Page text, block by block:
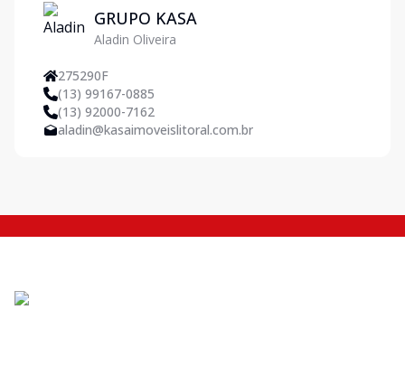
GRUPO KASA
Aladin Oliveira
275290F
(13) 99167-0885
(13) 92000-7162
aladin@kasaimoveislitoral.com.br